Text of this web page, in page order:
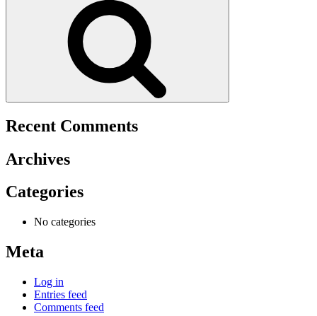
Recent Comments
Archives
Categories
No categories
Meta
Log in
Entries feed
Comments feed